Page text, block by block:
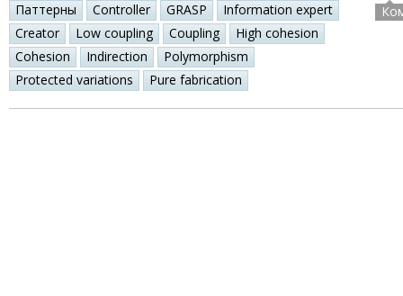
Паттерны Controller GRASP
Information expert
Creator
Low coupling Coupling
High cohesion
Cohesion
Indirection
Polymorphism
Protected variations
Pure fabrication